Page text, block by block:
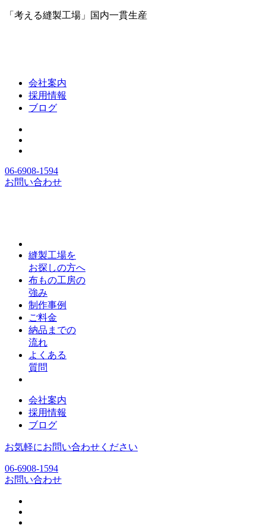
「考える縫製工場」国内一貫生産
会社案内
採用情報
ブログ
06-6908-1594
お問い合わせ
縫製工場を
お探しの方へ
布もの工房の
強み
制作事例
ご料金
納品までの
流れ
よくある
質問
会社案内
採用情報
ブログ
お気軽にお問い合わせください
06-6908-1594
お問い合わせ